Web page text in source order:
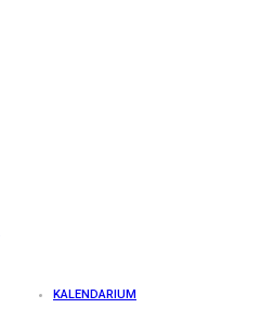
KALENDARIUM